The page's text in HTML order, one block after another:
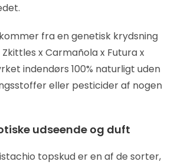
fra en genetisk krydsning
x Carmañola x Futura x
indendørs 100% naturligt uden
eller pesticider af nogen
udseende og duft
topskud er en af ​​de sorter,